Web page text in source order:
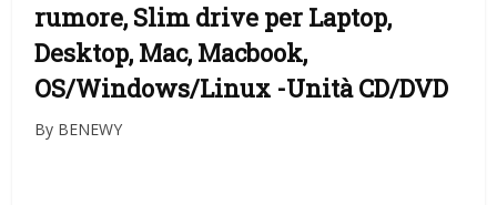
rumore, Slim drive per Laptop,
Desktop, Mac, Macbook,
OS/Windows/Linux -Unità CD/DVD
By BENEWY